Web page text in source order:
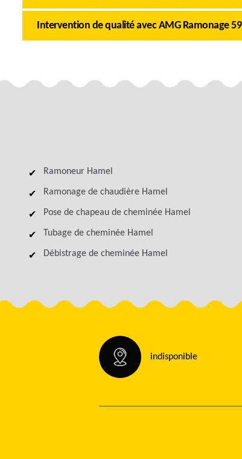
Intervention de qualité avec AMG Ramonage 59
Ramoneur Hamel
Ramonage de chaudière Hamel
Pose de chapeau de cheminée Hamel
Tubage de cheminée Hamel
Débistrage de cheminée Hamel
indisponible